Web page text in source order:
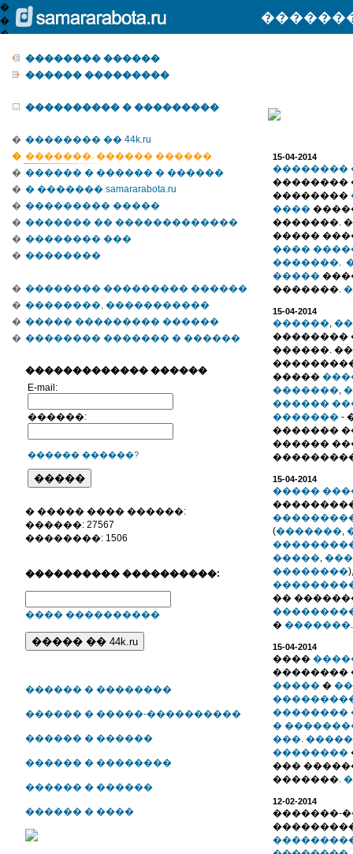
�������� ������
������ ���������
���������� � ���������
� �������� �� 44k.ru
� �������. ������ ������
� ������ � ������ � ������
� � ������� samararabota.ru
� ��������� �����
� ������� �� �������������
� �������� ���
� ��������
� �������� ��������� ������
� ��������, �����������
� ����� ��������� ������
� �������� ������� � ������
������������� ������
E-mail:
������:
������ ������?
� ����� ���� ������:
������: 27567
��������: 1506
���������� ����������:
���� ����������
������ � ��������
������ � �����-����������
������ � ������
������ � ��������
������ � ������
������ � ����
15-04-2014
��������
��������
��������
����
�������.
�����
����
�������.
�����
�������.
15-04-2014
������,
��������
������.
�����
�������,
������
������� -
�������
������
15-04-2014
�����
(�������,
�����,
��������
��
� �������.
15-04-2014
����
��������
����� �
��������
�
���.
��������
���
�������.
12-02-2014
�������-